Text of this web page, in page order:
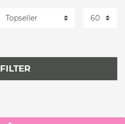
FILTER